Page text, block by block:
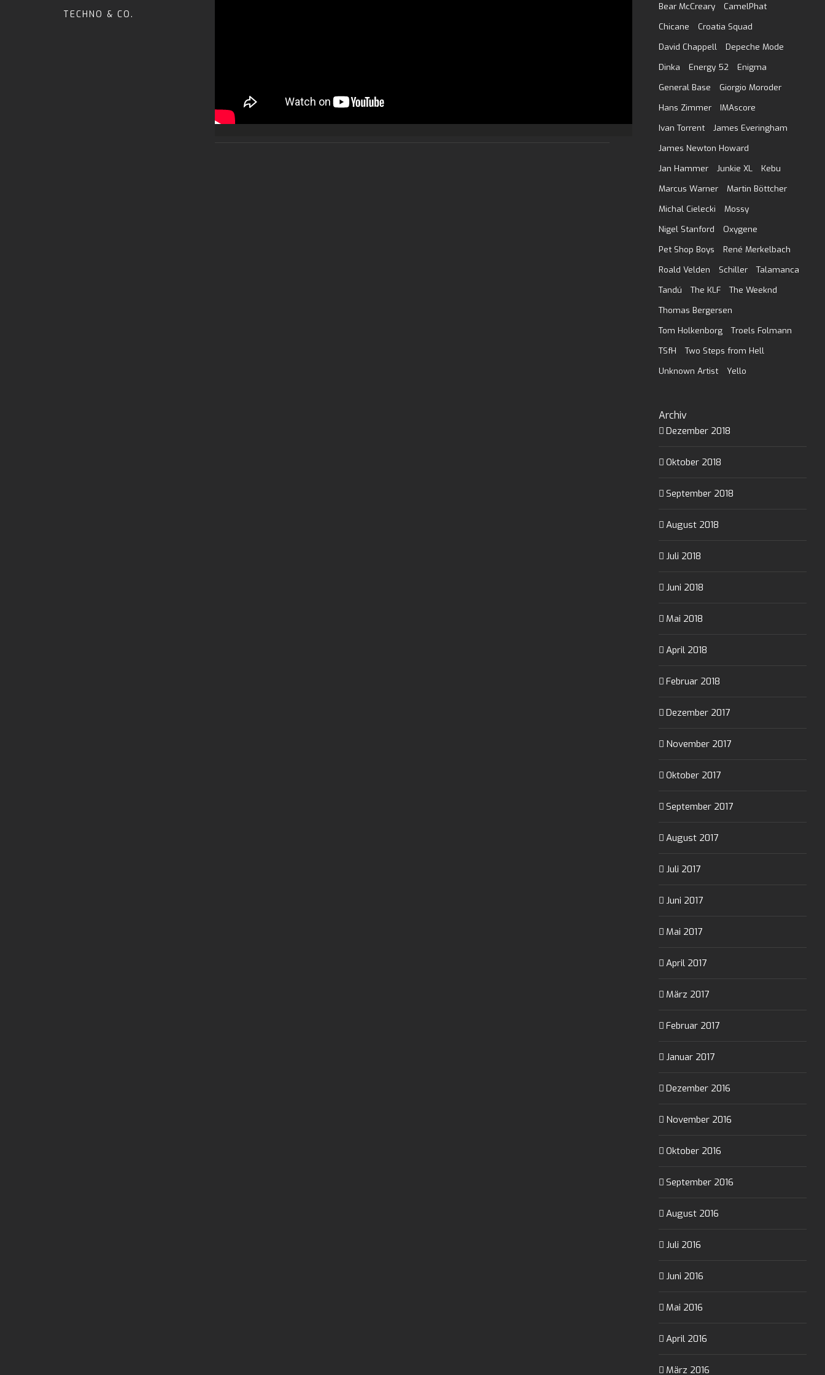
TECHNO & CO.
Bear McCreary
CamelPhat
Chicane
Croatia Squad
David Chappell
Depeche Mode
Dinka
Energy 52
Enigma
General Base
Giorgio Moroder
Hans Zimmer
IMAscore
Ivan Torrent
James Everingham
James Newton Howard
Jan Hammer
Junkie XL
Kebu
Marcus Warner
Martin Böttcher
Michal Cielecki
Mossy
Nigel Stanford
Oxygene
Pet Shop Boys
René Merkelbach
Roald Velden
Schiller
Talamanca
Tandú
The KLF
The Weeknd
Thomas Bergersen
Tom Holkenborg
Troels Folmann
TSfH
Two Steps from Hell
Unknown Artist
Yello
Archiv
Dezember 2018
Oktober 2018
September 2018
August 2018
Juli 2018
Juni 2018
Mai 2018
April 2018
Februar 2018
Dezember 2017
November 2017
Oktober 2017
September 2017
August 2017
Juli 2017
Juni 2017
Mai 2017
April 2017
März 2017
Februar 2017
Januar 2017
Dezember 2016
November 2016
Oktober 2016
September 2016
August 2016
Juli 2016
Juni 2016
Mai 2016
April 2016
März 2016